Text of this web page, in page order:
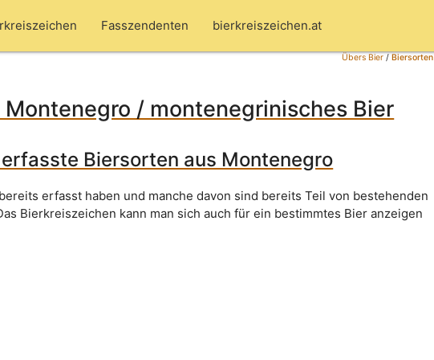
Fasszendenten bierkreiszeichen.at
Übers Bier/Biersorten
/ montenegrinisches Bier
Biersorten aus Montenegro
erfasst haben und manche davon sind bereits Teil von bestehenden
Bierkreiszeichen kann man sich auch für ein bestimmtes Bier anzeigen